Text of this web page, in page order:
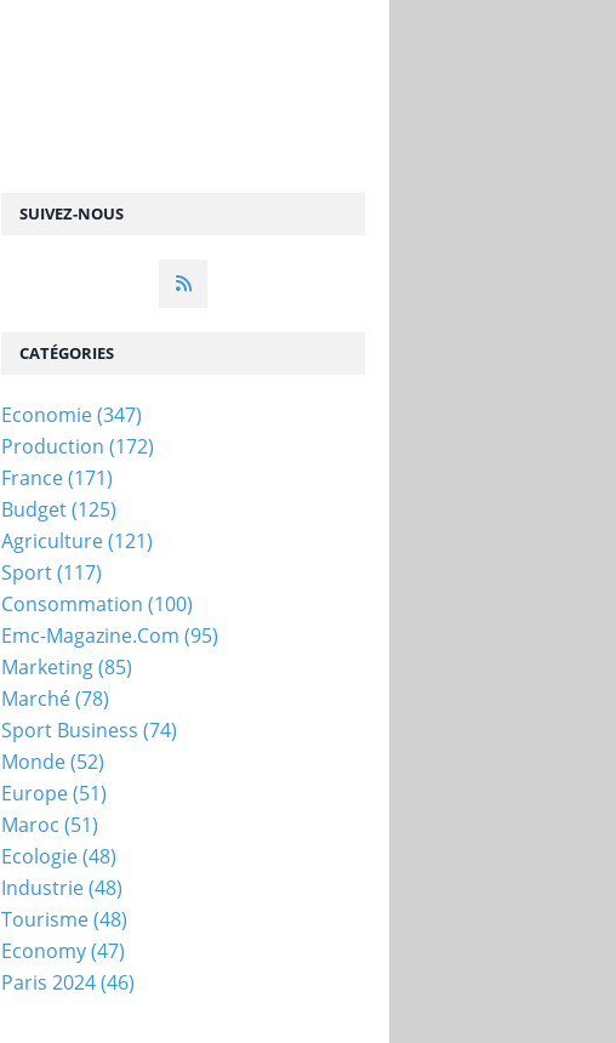
SUIVEZ-NOUS
CATÉGORIES
Economie(347)
Production (172)
France(171)
Budget(125)
Agriculture(121)
Sport(117)
Consommation (100)
Emc-Magazine.com (95)
Marketing(85)
Marché(78)
Sport Business (74)
Monde(52)
Europe(51)
Maroc (51)
Ecologie(48)
Industrie(48)
Tourisme(48)
Economy(47)
Paris 2024(46)